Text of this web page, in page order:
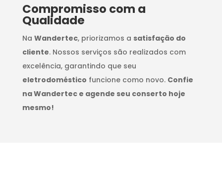
Compromisso com a
Qualidade
Na Wandertec, priorizamos a satisfação do
cliente. Nossos serviços são realizados com
excelência, garantindo que seu
eletrodoméstico funcione como novo. Confie
na Wandertec e agende seu conserto hoje
mesmo!